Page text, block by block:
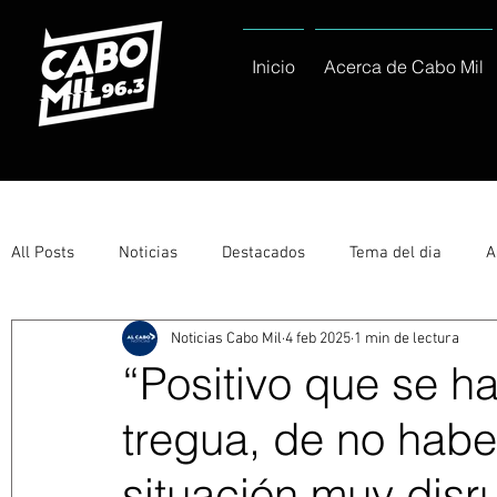
Inicio Acerca de Cabo Mil
All Posts Noticias Destacados Tema del dia
Entérate Deportes La buena del día
Ayuntamiento de Los Cabos Informa Nacionales e
“Positivo que se
tregua, de no
Noticias Cabo Mil 4 feb 2025 1 min de lectura